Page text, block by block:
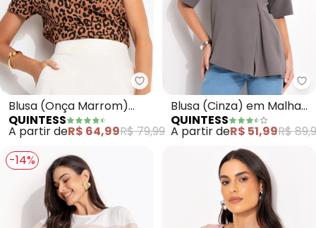
Quintess - Blusa (Onça
Blusa (Onça Marrom)
com Decote V e Bolso
QUINTESS
A partir deR$ 64,99R$ 79,99
Blusa (Cinza) em Malha
Crepe
QUINTESS
A partir deR$ 51,99R$
-14%